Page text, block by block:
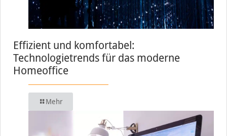
Effizient und komfortabel:
Technologietrends für das moderne
Homeoffice
Mehr